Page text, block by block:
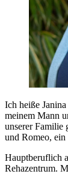
Ich heiße
meinem Mann
unserer Familie
und Romeo,
Hauptberuflich
Rehazentrum.